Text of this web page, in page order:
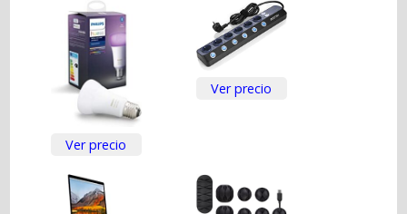
Ver precio
Ver precio